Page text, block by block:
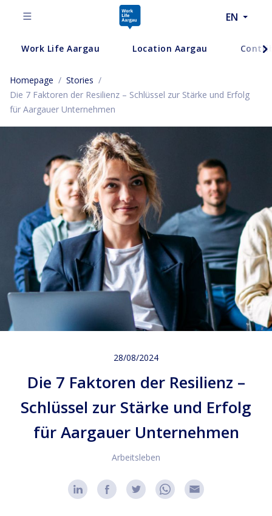
EN
Work Life Aargau Location Aargau
Homepage / Stories /
Die 7 Faktoren der Resilienz – Schlüssel zur Stärke und Erfolg
für Aargauer Unternehmen
28/08/2024
Die 7 Faktoren der Resilienz –
Schlüssel zur Stärke und Erfolg
für Aargauer Unternehmen
Arbeitsleben